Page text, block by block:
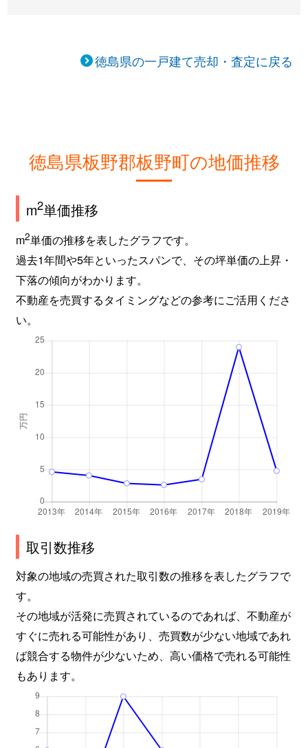
徳島県の一戸建て売却・査定に戻る
徳島県板野郡板野町の地価推移
m2単価推移
m2単価の推移を表したグラフです。
過去1年間や5年といったスパンで、その坪単価の上昇・
下落の傾向がわかります。
不動産を売買するタイミングなどの参考にご活用くださ
い。
取引数推移
対象の地域の売買された取引数の推移を表したグラフで
す。
その地域が活発に売買されているのであれば、不動産が
すぐに売れる可能性があり、売買数が少ない地域であれ
ば競合する物件が少ないため、高い価格で売れる可能性
もあります。